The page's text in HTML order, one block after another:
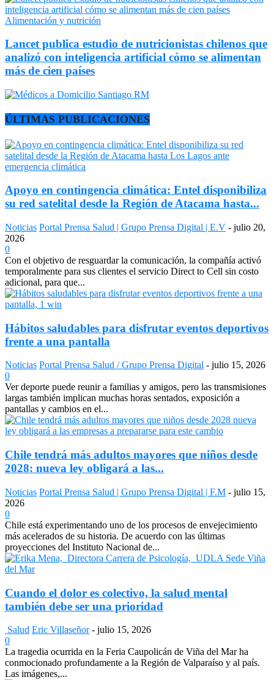
Alimentación y nutrición
Lancet publica estudio de nutricionistas chilenos que
analizó con inteligencia artificial cómo se alimentan
más de cien países
ÚLTIMAS PUBLICACIONES
Apoyo en contingencia climática: Entel disponibiliza
su red satelital desde la Región de Atacama hasta...
Noticias Portal Prensa Salud | Grupo Prensa Digital | E.V - julio 20,
2026
0
Con el objetivo de resguardar la comunicación, la compañía activó
temporalmente para sus clientes el servicio Direct to Cell sin costo
adicional, para que...
Hábitos saludables para disfrutar eventos deportivos
frente a una pantalla
Noticias Portal Prensa Salud / Grupo Prensa Digital - julio 15, 2026
0
Ver deporte puede reunir a familias y amigos, pero las transmisiones
largas también implican muchas horas sentados, exposición a
pantallas y cambios en el...
Chile tendrá más adultos mayores que niños desde
2028: nueva ley obligará a las...
Noticias Portal Prensa Salud | Grupo Prensa Digital | F.M - julio 15,
2026
0
Chile está experimentando uno de los procesos de envejecimiento
más acelerados de su historia. De acuerdo con las últimas
proyecciones del Instituto Nacional de...
Cuando el dolor es colectivo, la salud mental
también debe ser una prioridad
Salud Eric Villaseñor - julio 15, 2026
0
La tragedia ocurrida en la Feria Caupolicán de Viña del Mar ha
conmocionado profundamente a la Región de Valparaíso y al país.
Las imágenes,...